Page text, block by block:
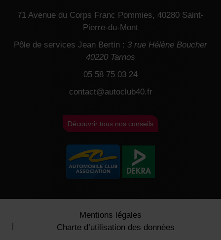
71 Avenue du Corps Franc Pommies, 40280 Saint-
Pierre-du-Mont
Pôle de services Jean Bertin : 3 rue Hélène Boucher
40220 Tarnos
05 58 75 03 24
contact@autoclub40.fr
Découvrir tous nos conseils
Mentions légales
Charte d’utilisation des données